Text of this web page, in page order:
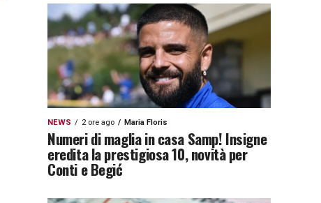
NEWS 2 ore ago Maria Floris
Numeri di maglia in casa Samp! Insigne
eredita la prestigiosa 10, novità per
Conti e Begić